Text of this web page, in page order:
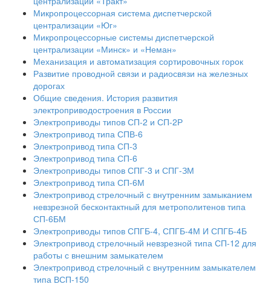
Микропроцессорная система диспетчерской
централизации «Юг»
Микропроцессорные системы диспетчерской
централизации «Минск» и «Неман»
Механизация и автоматизация сортировочных горок
Развитие проводной связи и радиосвязи на железных
дорогах
Общие сведения. История развития
электроприводостроения в России
Электроприводы типов СП-2 и СП-2Р
Электропривод типа СПВ-6
Электропривод типа СП-3
Электропривод типа СП-6
Электроприводы типов СПГ-3 и СПГ-ЗМ
Электропривод типа СП-6М
Электропривод стрелочный с внутренним замыканием
невзрезной бесконтактный для метрополитенов типа
СП-6БМ
Электроприводы типов СПГБ-4, СПГБ-4М И СПГБ-4Б
Электропривод стрелочный невзрезной типа СП-12 для
работы с внешним замыкателем
Электропривод стрелочный с внутренним замыкателем
типа ВСП-150